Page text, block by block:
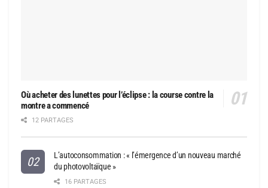
Où acheter des lunettes pour l’éclipse : la course contre la
montre a commencé
12 PARTAGES
L’autoconsommation : « l’émergence d’un nouveau marché
du photovoltaïque »
16 PARTAGES